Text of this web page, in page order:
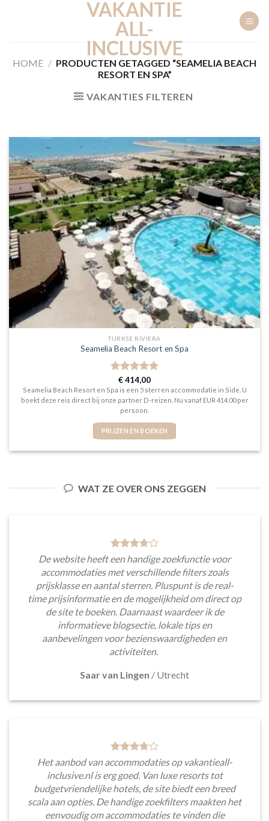
VAKANTIE
ALL-
INCLUSIVE
HOME / PRODUCTEN GETAGGED “SEAMELIA BEACH
RESORT EN SPA”
VAKANTIES FILTEREN
TURKSE RIVIERA
Seamelia Beach Resort en Spa
Gewaardeerd
5uit 5
€414,00
Seamelia Beach Resort en Spa is een 5 sterren accommodatie in Side. U
boekt deze reis direct bij onze partner D-reizen. Nu vanaf EUR 414.00 per
persoon.
PRIJZEN EN BOEKEN
WAT ZE OVER ONS ZEGGEN
De website heeft een handige zoekfunctie voor
accommodaties met verschillende filters zoals
prijsklasse en aantal sterren. Pluspunt is de real-
time prijsinformatie en de mogelijkheid om direct op
de site te boeken. Daarnaast waardeer ik de
informatieve blogsectie, lokale tips en
aanbevelingen voor bezienswaardigheden en
activiteiten.
Saar van Lingen / Utrecht
Het aanbod van accommodaties op vakantieall-
inclusive.nl is erg goed. Van luxe resorts tot
budgetvriendelijke hotels, de site biedt een breed
scala aan opties. De handige zoekfilters maakten het
eenvoudig om accommodaties te vinden die